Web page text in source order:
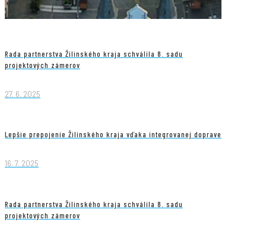
Rada partnerstva Žilinského kraja schválila 8. sadu
projektových zámerov
27. 6. 2025
Lepšie prepojenie Žilinského kraja vďaka integrovanej doprave
16. 7. 2025
Rada partnerstva Žilinského kraja schválila 8. sadu
projektových zámerov